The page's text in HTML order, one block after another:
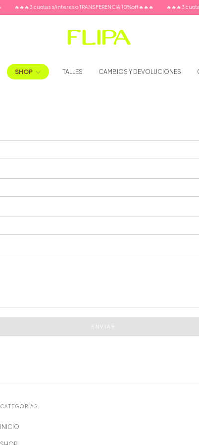
🔥🔥🔥3 cuotas s/interes o TRANSFERENCIA 10%off🔥🔥🔥 🔥🔥🔥3 cuotas
SHOP TALLES CAMBIOS Y DEVOLUCIONES
ENVIAR
CATEGORÍAS
INICIO